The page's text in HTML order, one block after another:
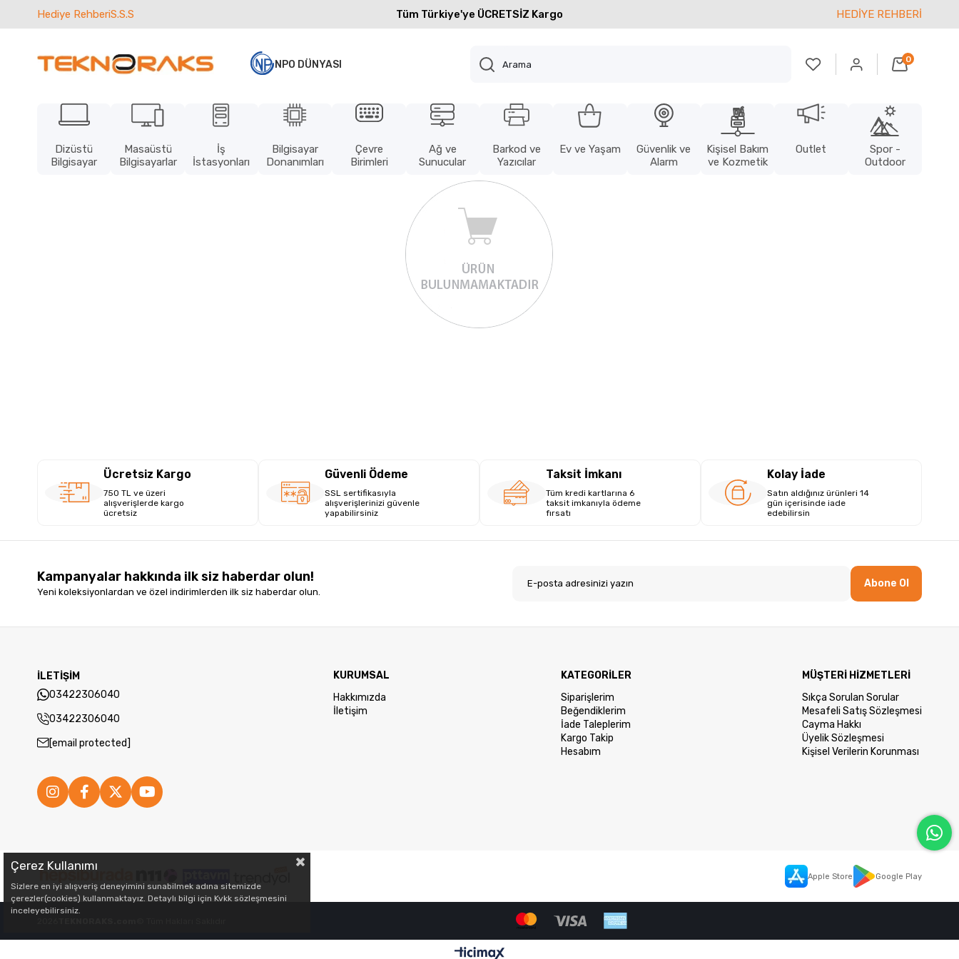
Hediye RehberiS.S.S Tüm Türkiye'ye ÜCRETSİZ Kargo HEDİYE REHBERİ
NPO DÜNYASI 0
Dizüstü
Bilgisayar
Masaüstü
Bilgisayarlar
İş
İstasyonları
Bilgisayar
Donanımları
Çevre
Birimleri
Ağ ve
Sunucular
Barkod ve
Yazıcılar
Ev ve Yaşam
Güvenlik ve
Alarm
Kişisel Bakım
ve Kozmetik
Outlet
Spor -
Outdoor
Ücretsiz Kargo
750 TL ve üzeri
alışverişlerde kargo
ücretsiz
Güvenli Ödeme
SSL sertifikasıyla
alışverişlerinizi güvenle
yapabilirsiniz
Taksit İmkanı
Tüm kredi kartlarına 6
taksit imkanıyla ödeme
fırsatı
Kolay İade
Satın aldığınız ürünleri 14
gün içerisinde iade
edebilirsin
Kampanyalar hakkında ilk siz haberdar olun!
Yeni koleksiyonlardan ve özel indirimlerden ilk siz haberdar olun.
Abone Ol
İLETİŞİM
03422306040
03422306040
[email protected]
KURUMSAL
Hakkımızda
İletişim
KATEGORİLER
Siparişlerim
Beğendiklerim
İade Taleplerim
Kargo Takip
Hesabım
MÜŞTERİ HİZMETLERİ
Sıkça Sorulan Sorular
Mesafeli Satış Sözleşmesi
Cayma Hakkı
Üyelik Sözleşmesi
Kişisel Verilerin Korunması
Apple Store Google Play
Çerez Kullanımı
Sizlere en iyi alışveriş deneyimini sunabilmek adına sitemizde
çerezler(cookies) kullanmaktayız. Detaylı bilgi için Kvkk sözleşmesini
inceleyebilirsiniz.